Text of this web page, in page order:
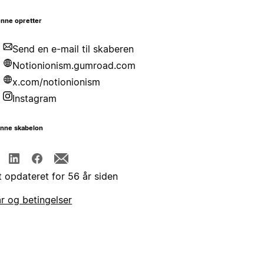
opretter
Send en e-mail til skaberen
Notionionism.gumroad.com
x.com/notionionism
Instagram
skabelon
opdateret for 56 år siden
og betingelser